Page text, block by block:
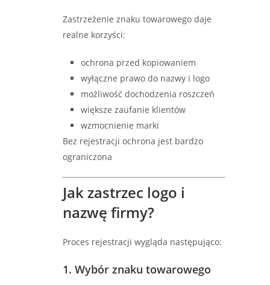
Zastrzeżenie znaku towarowego daje
realne korzyści:
ochrona przed kopiowaniem
wyłączne prawo do nazwy i logo
możliwość dochodzenia roszczeń
większe zaufanie klientów
wzmocnienie marki
Bez rejestracji ochrona jest bardzo
ograniczona
Jak zastrzec logo i
nazwę firmy?
Proces rejestracji wygląda następująco:
1. Wybór znaku towarowego